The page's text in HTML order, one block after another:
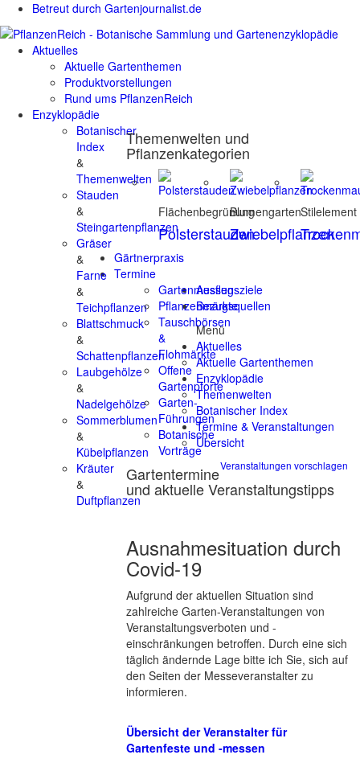
Betreut durch Gartenjournalist.de
Aktuelles
Aktuelle Gartenthemen
Produktvorstellungen
Rund ums PflanzenReich
Enzyklopädie
Botanischer
Index
&
Themenwelten
Stauden
&
Steingartenpflanzen
Gräser
&
Farne
&
Teichpflanzen
Blattschmuck
&
Schattenpflanzen
Laubgehölze
&
Nadelgehölze
Sommerblumen
&
Kübelpflanzen
Kräuter
&
Duftpflanzen
Themenwelten und
Pflanzenkategorien
Flächenbegrünung
Polsterstauden
Blumengarten
Zwiebelpflanzen
Stilelement
Gärtnerpraxis
Termine
Gartenmessen
Pflanzenmärkte
Tauschbörsen
&
Flohmärkte
Offene
Gartenpforte
Garten-
Führungen
Botanische
Vorträge
Veranstaltungen vorschlagen
Gartentermine
und aktuelle Veranstaltungstipps
Ausnahmesituation durch
Covid-19
Aufgrund der aktuellen Situation sind
zahlreiche Garten-Veranstaltungen von
Veranstaltungsverboten und -
einschränkungen betroffen. Durch eine sich
täglich ändernde Lage bitte ich Sie, sich auf
den Seiten der Messeveranstalter zu
informieren.
Übersicht der Veranstalter für
Gartenfeste und -messen
Ausflugsziele
Bezugsquellen
Menü
Aktuelles
Aktuelle Gartenthemen
Enzyklopädie
Themenwelten
Botanischer Index
Termine & Veranstaltungen
Übersicht